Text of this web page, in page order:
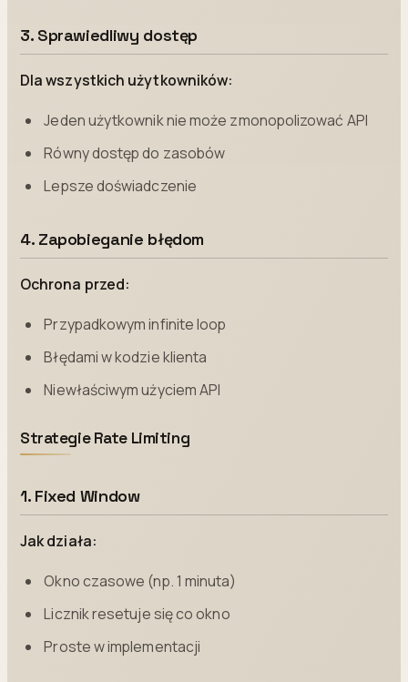
3. Sprawiedliwy dostęp
Dla wszystkich użytkowników:
Jeden użytkownik nie może zmonopolizować API
Równy dostęp do zasobów
Lepsze doświadczenie
4. Zapobieganie błędom
Ochrona przed:
Przypadkowym infinite loop
Błędami w kodzie klienta
Niewłaściwym użyciem API
Strategie Rate Limiting
1. Fixed Window
Jak działa:
Okno czasowe (np. 1 minuta)
Licznik resetuje się co okno
Proste w implementacji